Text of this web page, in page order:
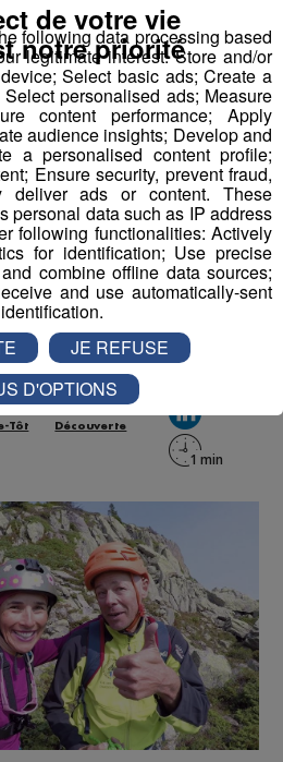
sur Twitter
| Jessica en Via
la Flégère !
-29 juin 2018 à 09h30
16 août 2018 à 13h01
Blanc
Animation
Tôt
Découverte
following data processing based
legitimate interest: Store and/or
Select basic ads; Create a
personalised ads; Measure
content performance; Apply
audience insights; Develop and
a personalised content profile;
Ensure security, prevent fraud,
deliver ads or content. These
personal data such as IP address
following functionalities: Actively
for identification; Use precise
combine offline data sources;
and use automatically-sent
de votre vie
notre priorité
JE REFUSE
D'OPTIONS